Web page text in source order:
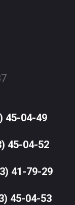
45-04-49
45-04-52
41-79-29
45-04-53